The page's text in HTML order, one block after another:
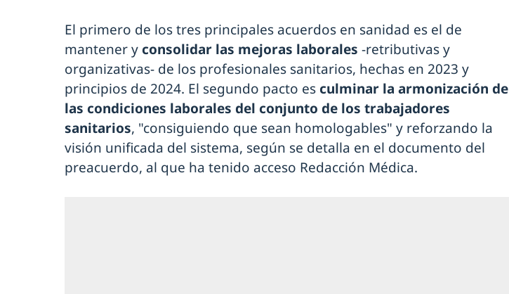
El primero de los tres principales acuerdos en sanidad es el de
mantener y consolidar las mejoras laborales -retributivas y
organizativas- de los profesionales sanitarios, hechas en 2023 y
principios de 2024. El segundo pacto es culminar la armonización de
las condiciones laborales del conjunto de los trabajadores
sanitarios, "consiguiendo que sean homologables" y reforzando la
visión unificada del sistema, según se detalla en el documento del
preacuerdo, al que ha tenido acceso Redacción Médica.